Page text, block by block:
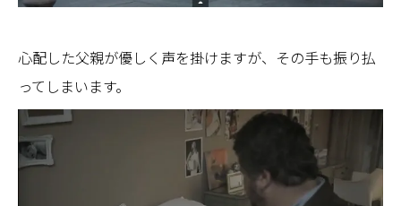
心配した父親が優しく声を掛けますが、その手も振り払
ってしまいます。